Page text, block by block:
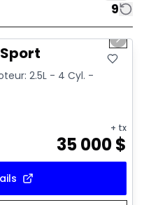
9
Next
Sport
2.5L - 4 Cyl. -
+ tx
35 000$